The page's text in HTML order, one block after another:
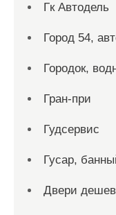
Гк Автодель
Город 54,
Городок,
Гран-при
Гудсервис
Гусар,
Двери